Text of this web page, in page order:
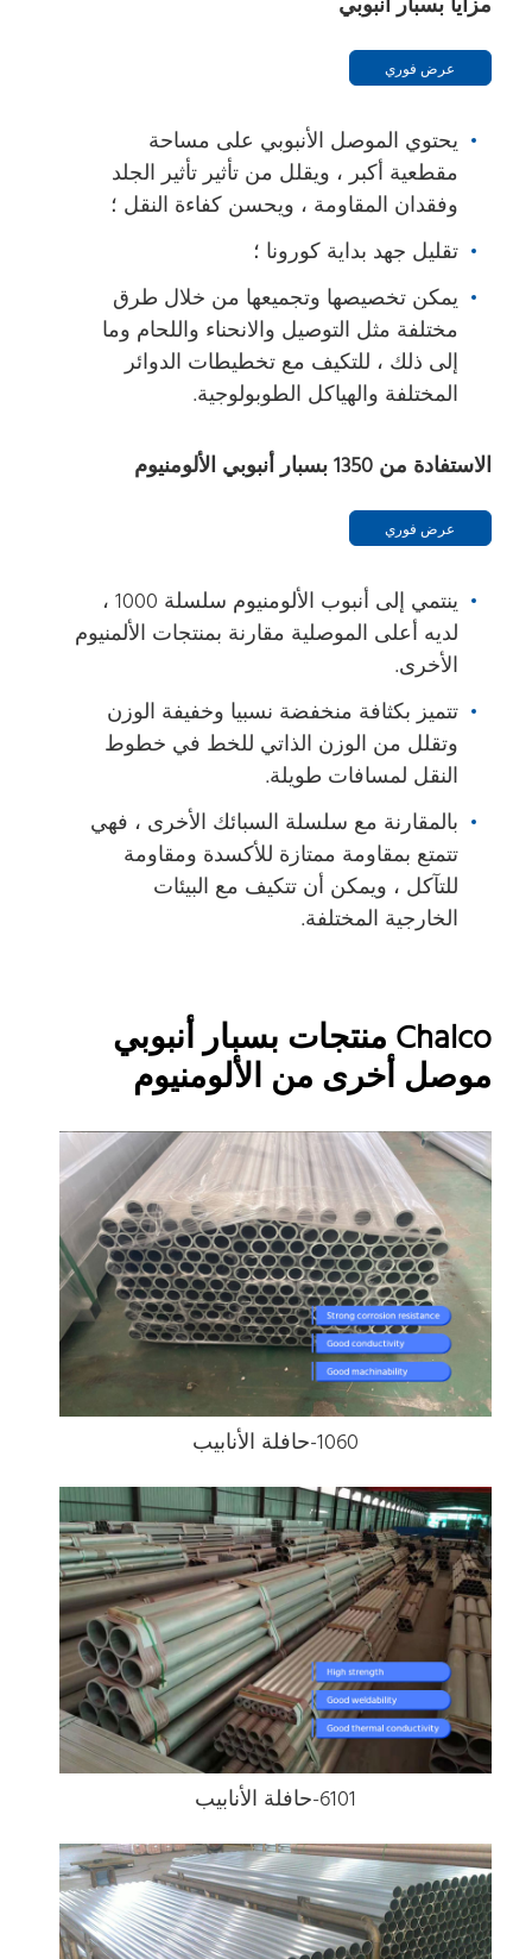
عرض فوري
يحتوي الموصل الأنبوبي على مساحة
مقطعية أكبر ، ويقلل من تأثير تأثير الجلد
وفقدان المقاومة ، ويحسن كفاءة النقل ؛
تقليل جهد بداية كورونا ؛
يمكن تخصيصها وتجميعها من خلال طرق
مختلفة مثل التوصيل والانحناء واللحام وما
إلى ذلك ، للتكيف مع تخطيطات الدوائر
المختلفة والهياكل الطوبولوجية.
الاستفادة من 1350 بسبار أنبوبي الألومنيوم
عرض فوري
ينتمي إلى أنبوب الألومنيوم سلسلة 1000 ،
لديه أعلى الموصلية مقارنة بمنتجات الألمنيوم
الأخرى.
تتميز بكثافة منخفضة نسبيا وخفيفة الوزن
وتقلل من الوزن الذاتي للخط في خطوط
النقل لمسافات طويلة.
بالمقارنة مع سلسلة السبائك الأخرى ، فهي
تتمتع بمقاومة ممتازة للأكسدة ومقاومة
للتآكل ، ويمكن أن تتكيف مع البيئات
الخارجية المختلفة.
Chalco منتجات بسبار أنبوبي
موصل أخرى من الألومنيوم
1060-حافلة الأنابيب
6101-حافلة الأنابيب